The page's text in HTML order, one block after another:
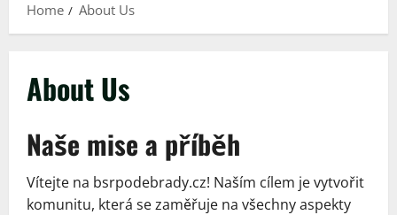
Home About Us
About Us
Naše mise a příběh
Vítejte na bsrpodebrady.cz! Naším cílem je vytvořit
komunitu, která se zaměřuje na všechny aspekty